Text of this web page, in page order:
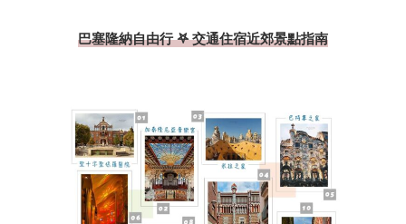
巴塞隆納自由行 𖤐 交通住宿近郊景點指南